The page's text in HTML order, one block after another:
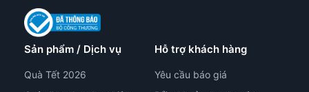
Sản phẩm / Dịch vụ
Quà Tết 2026
Hỗ trợ khách hàng
Yêu cầu báo giá